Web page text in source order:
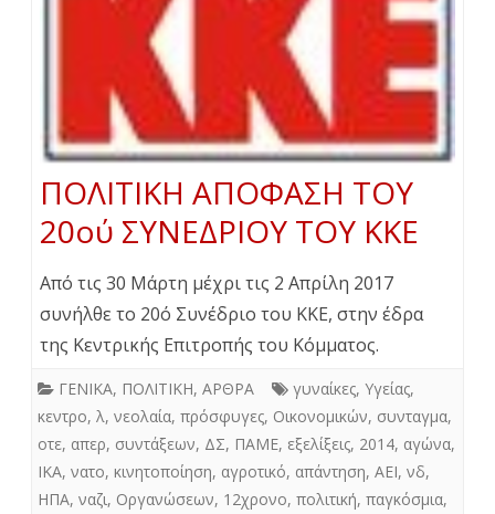
ΠΟΛΙΤΙΚΗ ΑΠΟΦΑΣΗ ΤΟΥ
20ού ΣΥΝΕΔΡΙΟΥ ΤΟΥ ΚΚΕ
Από τις 30 Μάρτη μέχρι τις 2 Απρίλη 2017
συνήλθε το 20ό Συνέδριο του ΚΚΕ, στην έδρα
της Κεντρικής Επιτροπής του Κόμματος.
ΓΕΝΙΚΑ, ΠΟΛΙΤΙΚΗ, ΑΡΘΡΑ γυναίκες, Υγείας,
κεντρο, λ, νεολαία, πρόσφυγες, Οικονομικών, συνταγμα,
οτε, απερ, συντάξεων, ΔΣ, ΠΑΜΕ, εξελίξεις, 2014, αγώνα,
ΙΚΑ, νατο, κινητοποίηση, αγροτικό, απάντηση, ΑΕΙ, νδ,
ΗΠΑ, ναζι, Οργανώσεων, 12χρονο, πολιτική, παγκόσμια,